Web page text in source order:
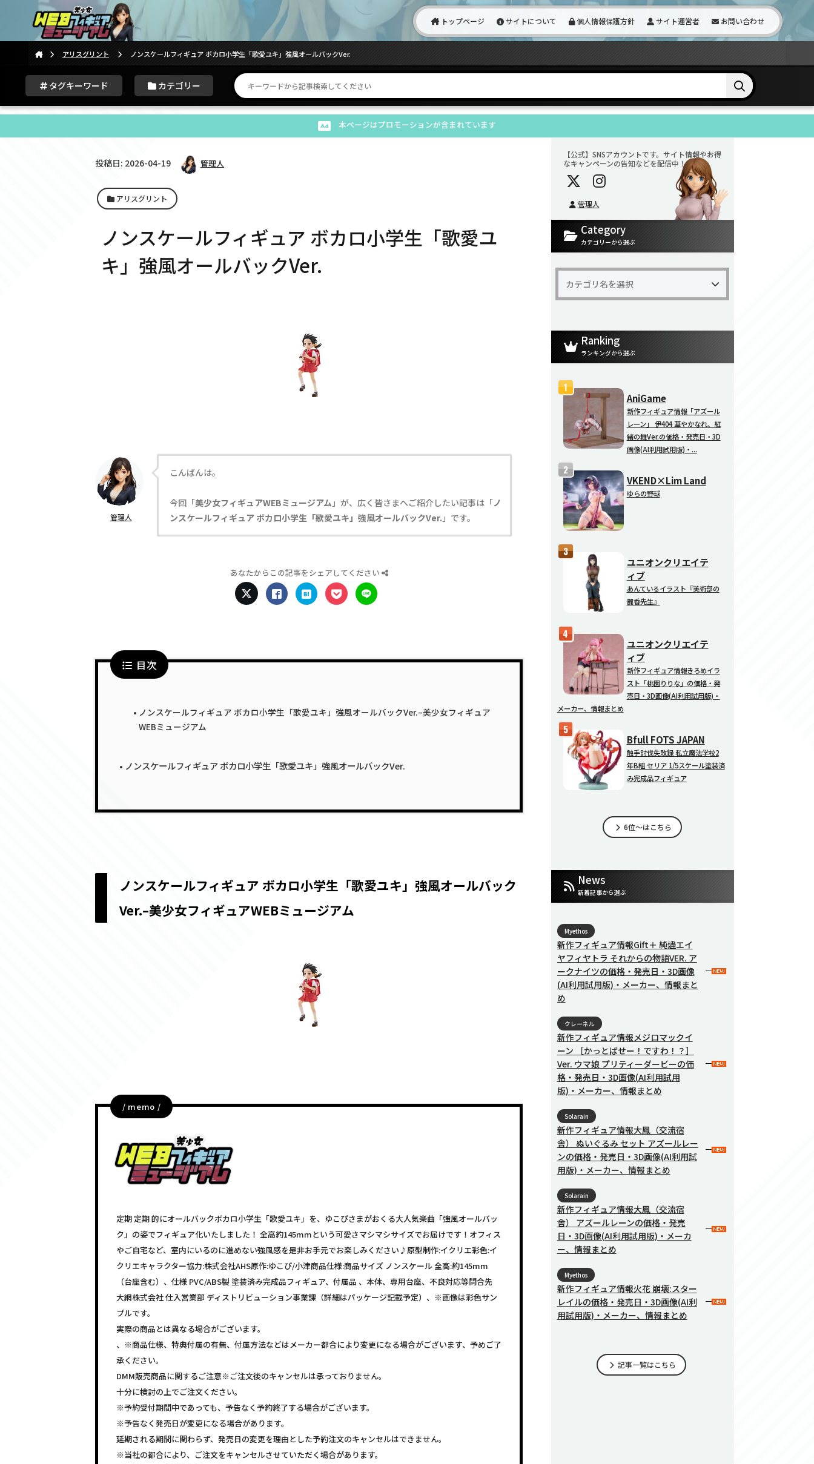
トップページ サイトについて 個人情報保護方針 サイト運営者 お問い合わせ
アリスグリント ノンスケールフィギュア ボカロ小学生「歌愛ユキ」強風オールバックVer.
タグキーワード カテゴリー
本ページはプロモーションが含まれています
投稿日: 2026-04-19 管理人
アリスグリント
ノンスケールフィギュア ボカロ小学生「歌愛ユ
キ」強風オールバックVer.
管理人
こんばんは。
今回「美少女フィギュアWEBミュージアム 」が、広く皆さまへご紹介したい記事は「ノ
ンスケールフィギュア ボカロ小学生「歌愛ユキ」強風オールバックVer. 」です。
あなたからこの記事をシェアしてください
目次
ノンスケールフィギュア ボカロ小学生「歌愛ユキ」強風オールバックVer.–美少女フィギュア
WEBミュージアム
ノンスケールフィギュア ボカロ小学生「歌愛ユキ」強風オールバックVer.
ノンスケールフィギュア ボカロ小学生「歌愛ユキ」強風オールバック
Ver.–美少女フィギュアWEBミュージアム
/ memo /
定期 定期 的にオールバックボカロ小学生「歌愛ユキ」を、ゆこぴさまがおくる大人気楽曲「強風オールバッ
ク」の姿でフィギュア化いたしました！ 全高約145mmという可愛さマシマシサイズでお届けです！オフィス
やご自宅など、室内にいるのに進めない強風感を是非お手元でお楽しみください♪原型制作:イクリエ彩色:イ
クリエキャラクター協力:株式会社AHS原作:ゆこぴ/小津商品仕様:商品サイズ ノンスケール 全高:約145mm
（台座含む）、仕様 PVC/ABS製 塗装済み完成品フィギュア、付属品 、本体、専用台座、不良対応等問合先
大網株式会社 仕入営業部 ディストリビューション事業課（詳細はパッケージ記載予定）、※画像は彩色サン
プルです。
実際の商品とは異なる場合がございます。
、※商品仕様、特典付属の有無、付属方法などはメーカー都合により変更になる場合がございます、予めご了
承ください。
DMM販売商品に関するご注意※ご注文後のキャンセルは承っておりません。
十分に検討の上でご注文ください。
※予約受付期間中であっても、予告なく予約終了する場合がございます。
※予告なく発売日が変更になる場合があります。
延期される期間に関わらず、発売日の変更を理由とした予約注文のキャンセルはできません。
※当社の都合により、ご注文をキャンセルさせていただく場合があります。
【公式】SNSアカウントです。サイト情報やお得
なキャンペーンの告知などを配信中！
管理人
Category
カテゴリーから選ぶ
Ranking
ランキングから選ぶ
AniGame
新作フィギュア情報「アズール
レーン」 伊404 華やかなれ、紅
緒の舞Ver.の価格・発売日・3D
画像(AI利用試用版)・...
VKEND×Lim Land
ゆらの野球
ユニオンクリエイテ
ィブ
あんているイラスト『美術部の
麗香先生』
ユニオンクリエイテ
ィブ
新作フィギュア情報きろめイラ
スト「桃園りりな」の価格・発
売日・3D画像(AI利用試用版)・
メーカー、情報まとめ
Bfull FOTS JAPAN
触手討伐失敗録 私立魔法学校2
年B組 セリア 1/5スケール塗装済
み完成品フィギュア
6位～はこちら
News
新着記事から選ぶ
Myethos
新作フィギュア情報Gift＋ 純燼エイ
ヤフィヤトラ それからの物語VER. ア
ークナイツの価格・発売日・3D画像
(AI利用試用版)・メーカー、情報まと
め
クレーネル
新作フィギュア情報メジロマックイ
ーン ［かっとばせー！ですわ！？］
Ver. ウマ娘 プリティーダービーの価
格・発売日・3D画像(AI利用試用
版)・メーカー、情報まとめ
Solarain
新作フィギュア情報大鳳（交流宿
舎） ぬいぐるみ セット アズールレー
ンの価格・発売日・3D画像(AI利用試
用版)・メーカー、情報まとめ
Solarain
新作フィギュア情報大鳳（交流宿
舎） アズールレーンの価格・発売
日・3D画像(AI利用試用版)・メーカ
ー、情報まとめ
Myethos
新作フィギュア情報火花 崩壊:スター
レイルの価格・発売日・3D画像(AI利
用試用版)・メーカー、情報まとめ
記事一覧はこちら